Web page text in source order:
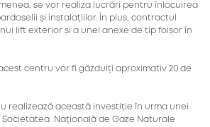
se vor realiza lucrări pentru înlocuirea
și instalațiilor. În plus, contractul
lift exterior și a unei anexe de tip foișor în
centru vor fi găzduiți aproximativ 20 de
realizează această investiție în urma unei
Națională de Gaze Naturale